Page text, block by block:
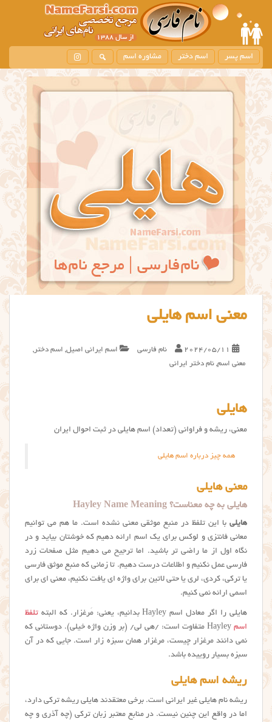
m
i
c
n
t
اسم پسر اسم دختر مشاوره اسم
معنی اسم هایلی
2024/05/11 نام فارسی اسم ایرانی اصیل, اسم دختر ,
معنی اسم, نام دختر ایرانی
هایلی
معنی، ریشه و فراوانی (تعداد) اسم هایلی در ثبت احوال ایران
همه چیز درباره اسم هایلی
معنی هایلی
هایلی به چه معناست؟ Hayley Name Meaning
هایلی با این تلفظ در منبع موثقی معنی نشده است. ما هم می توانیم
معانی فانتزی و لوکس برای یک اسم ارائه دهیم که خوشتان بیاید و در
نگاه اول از ما راضی تر باشید. اما ترجیح می دهیم مثل صفحات زرد
فارسی عمل نکنیم و اطلاعات درست دهیم. تا زمانی که منبع موثق فارسی
یا ترکی، کردی، لری یا حتی لاتین برای واژه ای یافت نکنیم، معنی ای برای
اسمی ارائه نمی کنیم.
هایلی را اگر معادل اسم Hayley بدانیم، یعنی: مَرغزار. که البته
تلفظ
اسم
Hayley متفاوت است: /هی لی/ (بر وزن واژه خیلی). دوستانی که
نمی دانند مرغزار چیست، مرغزار همانسبزه زار است. جایی که در آن
سبزه بسیار روییده باشد.
ریشه اسم هایلی
ریشه نام هایلی غیر ایرانی است. برخی معتقدند هايلي ریشه ترکی دارد،
اما در واقع این چنین نیست. در منابع معتبر زبان ترکی (چه آذری و چه